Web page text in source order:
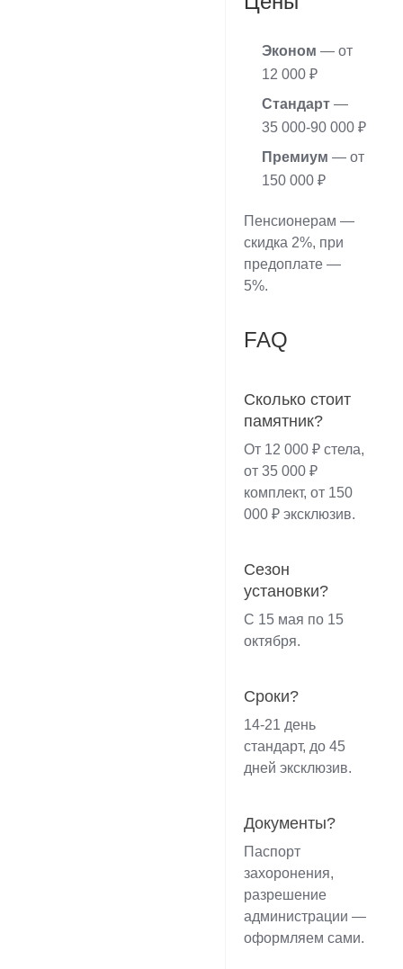
Эконом — от
12 000 ₽
Стандарт —
35 000-90 000 ₽
Премиум — от
150 000 ₽
Пенсионерам —
скидка 2%, при
предоплате —
5%.
FAQ
Сколько стоит
памятник?
От 12 000 ₽ стела,
от 35 000 ₽
комплект, от 150
000 ₽ эксклюзив.
Сезон
установки?
С 15 мая по 15
октября.
Сроки?
14-21 день
стандарт, до 45
дней эксклюзив.
Документы?
Паспорт
захоронения,
разрешение
администрации —
оформляем сами.